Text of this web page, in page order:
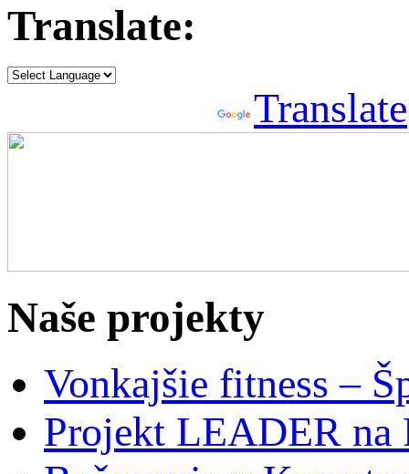
Translate:
Translate
Naše projekty
Vonkajšie fitness –
Projekt LEADER na